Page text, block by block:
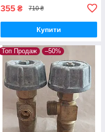
355 ₴ 710 ₴
Купити
Топ Продаж –50%